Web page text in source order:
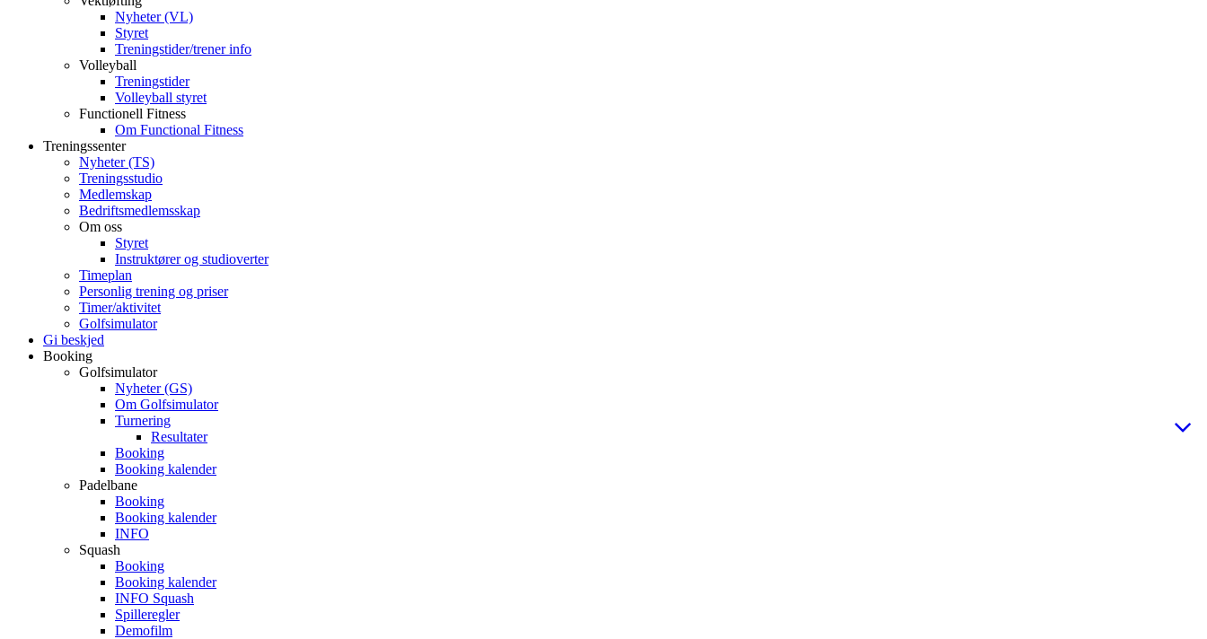
Nyheter (VL)
Styret
Treningstider/trener info
Volleyball
Treningstider
Volleyball styret
Functionell Fitness
Om Functional Fitness
Treningssenter
Nyheter (TS)
Treningsstudio
Medlemskap
Bedriftsmedlemsskap
Om oss
Styret
Instruktører og studioverter
Timeplan
Personlig trening og priser
Timer/aktivitet
Golfsimulator
Gi beskjed
Booking
Golfsimulator
Nyheter (GS)
Om Golfsimulator
Turnering
Resultater
Booking
Booking kalender
Padelbane
Booking
Booking kalender
INFO
Squash
Booking
Booking kalender
INFO Squash
Spilleregler
Demofilm